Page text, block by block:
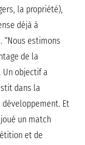
la propriété),
déjà à
“Nous estimons
de la
Un objectif a
dans la
Et
un match
et de